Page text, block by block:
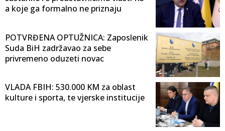
a koje ga formalno ne priznaju
POTVRĐENA OPTUŽNICA: Zaposlenik
Suda BiH zadržavao za sebe
privremeno oduzeti novac
VLADA FBIH: 530.000 KM za oblast
kulture i sporta, te vjerske institucije